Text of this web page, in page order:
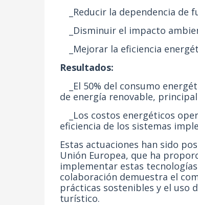
_Reducir la dependencia de
_Disminuir el impacto
_Mejorar la eficiencia
Resultados:
_El 50% del consumo
de energía renovable,
_Los costos energéticos
eficiencia de los sistemas
Estas actuaciones han sido
Unión Europea, que ha
implementar estas
colaboración demuestra el
prácticas sostenibles y el uso
turístico.